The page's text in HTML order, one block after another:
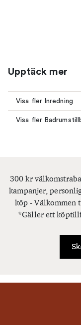
Upptäck mer
Visa fler Inredning
Visa fler
300 kr
kampanjer,
köp - Välkommen
*Gäller ett